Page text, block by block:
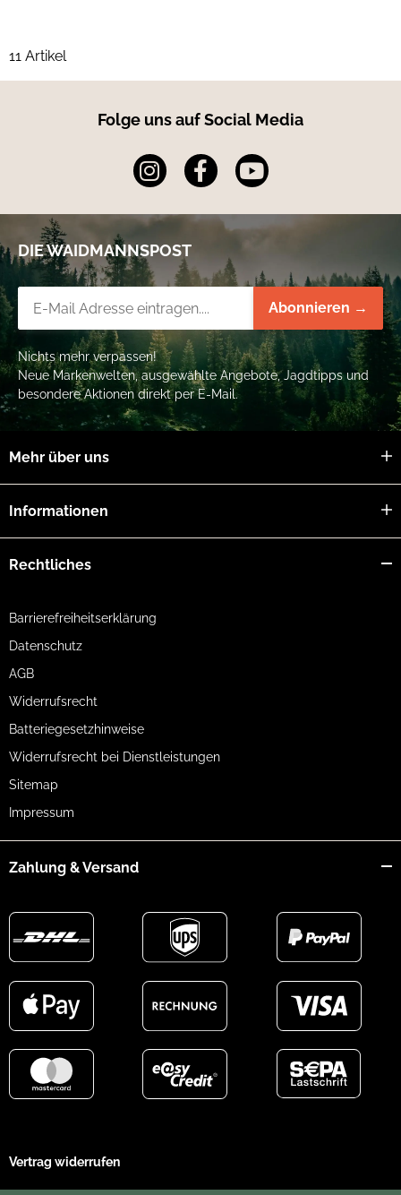
11 Artikel
Folge uns auf Social Media
DIE WAIDMANNSPOST
Abonnieren →
Nichts mehr verpassen!
Neue Markenwelten, ausgewählte Angebote, Jagdtipps und
besondere Aktionen direkt per E-Mail.
Mehr über uns
Informationen
Rechtliches
Barrierefreiheitserklärung
Datenschutz
AGB
Widerrufsrecht
Batteriegesetzhinweise
Widerrufsrecht bei Dienstleistungen
Sitemap
Impressum
Zahlung & Versand
Vertrag widerrufen